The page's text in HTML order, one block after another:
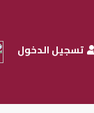
تسجيل الدخول